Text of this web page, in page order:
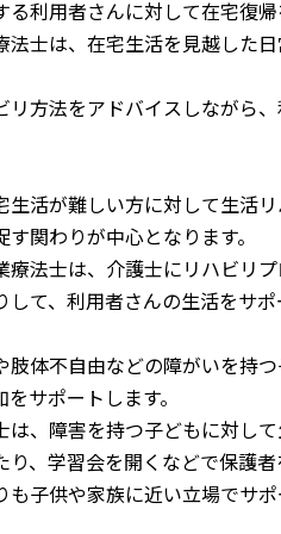
利用者さんに対して在宅復帰
法士は、在宅生活を見越した
リ方法をアドバイスしながら
生活が難しい方に対して生活
関わりが中心となります。
法士は、介護士にリハビリ
て、利用者さんの生活をサポ
肢体不自由などの障がいを持
サポートします。
は、障害を持つ子どもに対し
、学習会を開くなどで保護
子供や家族に近い立場でサ